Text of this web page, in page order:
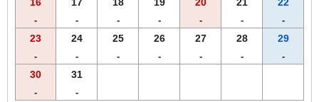
16
-
17
-
18
-
19
-
20
-
21
-
22
-
23
-
24
-
25
-
26
-
27
-
28
-
29
-
30
-
31
-